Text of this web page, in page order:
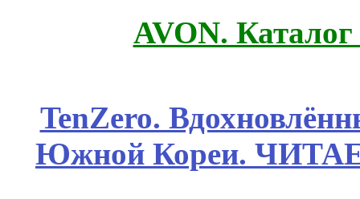
AVON.
TenZero.
Южной Кореи.